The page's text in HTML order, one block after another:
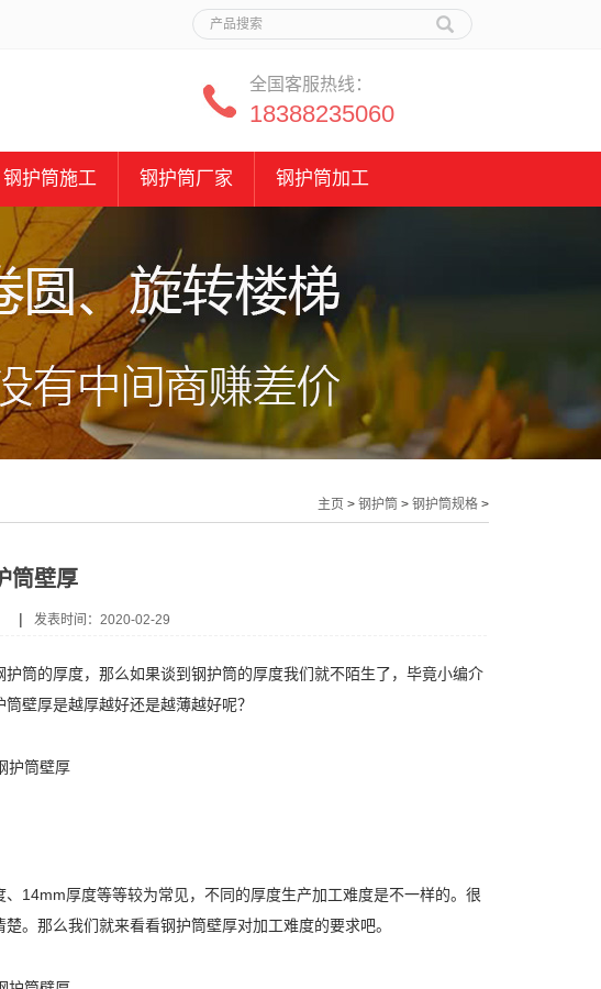
全国客服热线：
18388235060
钢护筒施工 钢护筒厂家 钢护筒加工
主页 > 钢护筒 > 钢护筒规格 >
筒壁厚
| 发表时间：2020-02-29
筒的厚度，那么如果谈到钢护筒的厚度我们就不陌生了，毕竟小编介
壁厚是越厚越好还是越薄越好呢？
厚度等等较为常见，不同的厚度生产加工难度是不一样的。很
。那么我们就来看看钢护筒壁厚对加工难度的要求吧。